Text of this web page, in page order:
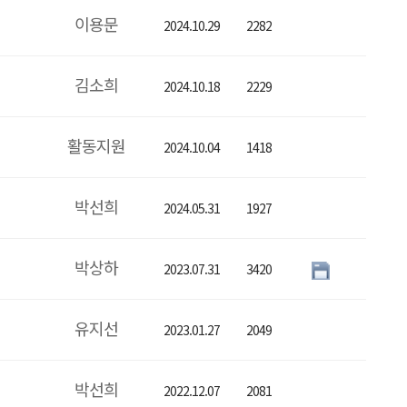
이용문 2024.10.29 2282
김소희 2024.10.18 2229
활동지원 2024.10.04 1418
박선희 2024.05.31 1927
박상하 2023.07.31 3420
유지선 2023.01.27 2049
박선희 2022.12.07 2081